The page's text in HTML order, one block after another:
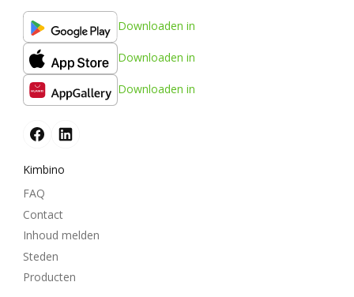
Downloaden in
Downloaden in
Downloaden in
Kimbino
FAQ
Contact
Inhoud melden
Steden
Producten